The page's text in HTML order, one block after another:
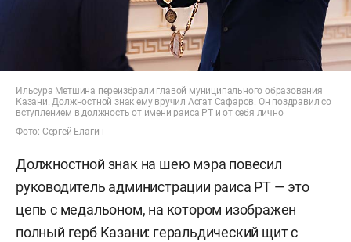
Ильсура Метшина переизбрали главой муниципального образования
Казани. Должностной знак ему вручил Асгат Сафаров. Он поздравил со
вступлением в должность от имени раиса РТ и от себя лично
Фото: Сергей Елагин
Должностной знак на шею мэра повесил
руководитель администрации раиса РТ — это
цепь с медальоном, на котором изображен
полный герб Казани: геральдический щит с